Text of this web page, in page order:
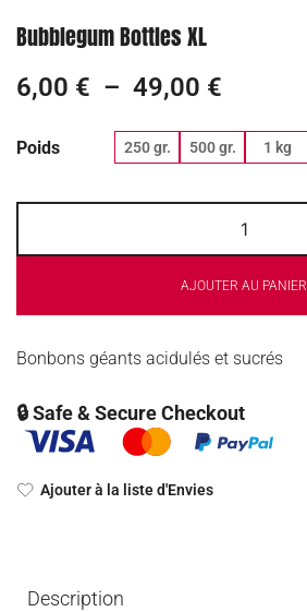
Bubblegum Bottles XL
6,00 € – 49,00 €
Poids 250 gr. 500 gr. 1 kg
AJOUTER AU PANIER
Bonbons géants acidulés et sucrés
🔒 Safe & Secure Checkout
Ajouter à la liste d'Envies
Description